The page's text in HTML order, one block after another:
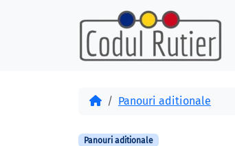
AcasăPanouri aditionale
Panouri aditionale